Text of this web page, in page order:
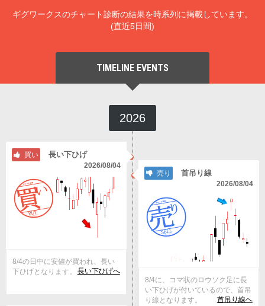
ギグワークスのチャート診断の結果を時系列に掲載しています。
(直近5日間)
TIMELINE EVENTS
2026
買い 長い下ひげ
2026/08/04
8/4の日中に安値が買われ、長い
下ひげとなります。
長い下ひげへ
売り 首吊り線
2026/08/04
8/4に、コマ状のロウソク足に長
い下ひげが付いているので、首吊
り線となります。
首吊り線へ